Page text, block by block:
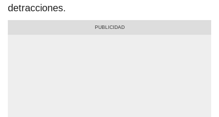
detracciones.